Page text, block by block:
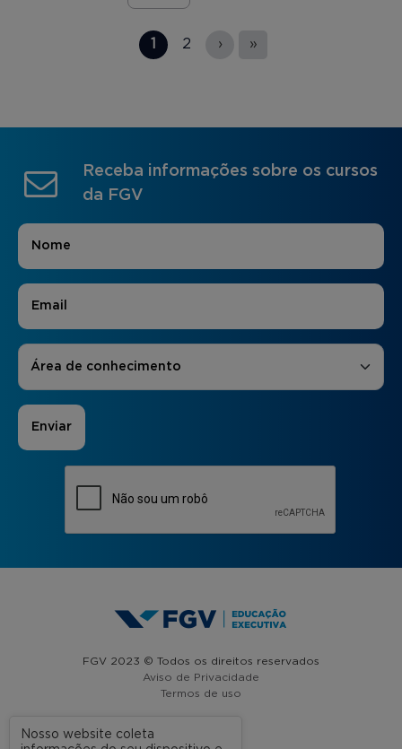
1 2 › »
Receba informações sobre os cursos
da FGV
Nome
E-mail
Áreas de Interesse
Área de conhecimento
FGV 2023 © Todos os direitos reservados
Aviso de Privacidade
Termos de uso
Nosso website coleta